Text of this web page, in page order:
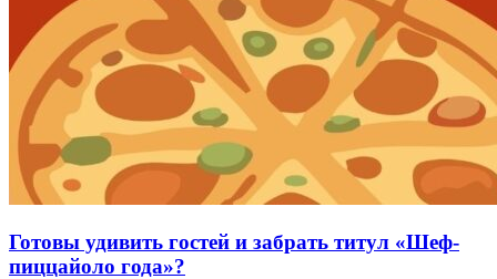
Готовы удивить гостей и забрать титул «Шеф-
пиццайоло года»?